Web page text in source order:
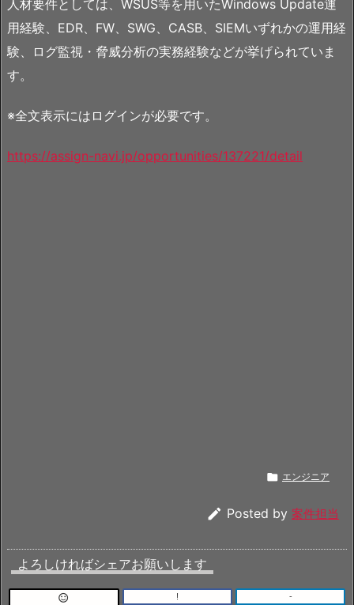
人材要件としては、WSUS等を用いたWindows Update運
用経験、EDR、FW、SWG、CASB、SIEMいずれかの運用経
験、ログ監視・脅威分析の実務経験などが挙げられていま
す。
※全文表示にはログインが必要です。
https://assign-navi.jp/opportunities/137221/detail
 エンジニア
 Posted by 案件担当
よろしければシェアお願いします
 ! -